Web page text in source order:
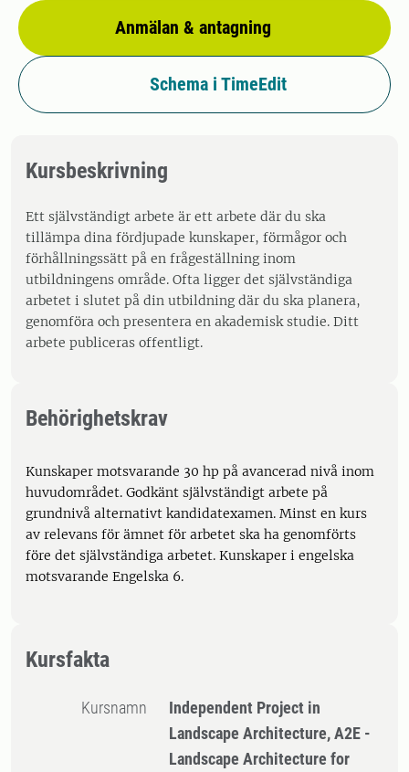
Anmälan & antagning
Schema i TimeEdit
Kursbeskrivning
Ett självständigt arbete är ett arbete där du ska
tillämpa dina fördjupade kunskaper, förmågor och
förhållningssätt på en frågeställning inom
utbildningens område. Ofta ligger det självständiga
arbetet i slutet på din utbildning där du ska planera,
genomföra och presentera en akademisk studie. Ditt
arbete publiceras offentligt.
Behörighetskrav
Kunskaper motsvarande 30 hp på avancerad nivå inom
huvudområdet. Godkänt självständigt arbete på
grundnivå alternativt kandidatexamen. Minst en kurs
av relevans för ämnet för arbetet ska ha genomförts
före det självständiga arbetet. Kunskaper i engelska
motsvarande Engelska 6.
Kursfakta
Kursnamn
Independent Project in
Landscape Architecture, A2E -
Landscape Architecture for